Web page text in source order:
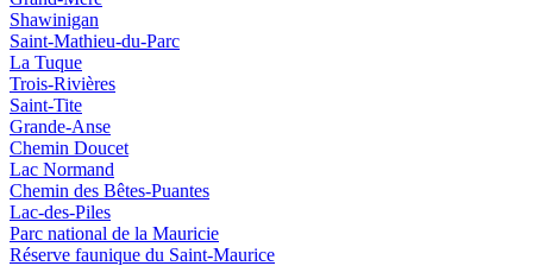
Shawinigan
Saint-Mathieu-du-Parc
La Tuque
Trois-Rivières
Saint-Tite
Grande-Anse
Chemin Doucet
Lac Normand
Chemin des Bêtes-Puantes
Lac-des-Piles
Parc national de la Mauricie
Réserve faunique du Saint‑Maurice